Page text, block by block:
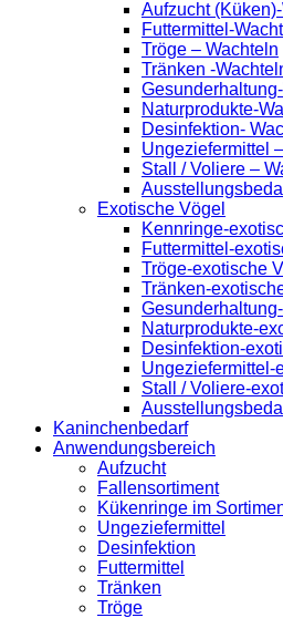
Aufzucht
Futtermittel-
Tröge – Wachteln
Tränken -
Naturprodukte-
Desinfektion-
Ungeziefermittel
Stall / Voliere –
Exotische Vögel
Kennringe-
Futtermittel-
Tröge-exotische
Tränken-
Naturprodukte-
Desinfektion-
Ungeziefermittel-
Stall / Voliere-
Kaninchenbedarf
Anwendungsbereich
Aufzucht
Fallensortiment
Kükenringe im
Ungeziefermittel
Desinfektion
Futtermittel
Tränken
Tröge